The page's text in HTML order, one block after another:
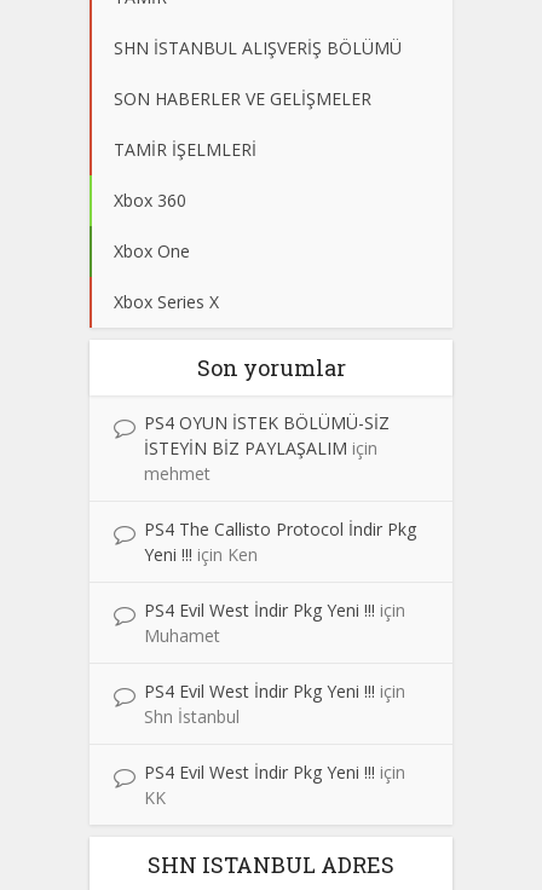
SHN İSTANBUL ALIŞVERİŞ BÖLÜMÜ
SON HABERLER VE GELİŞMELER
TAMİR İŞELMLERİ
Xbox 360
Xbox One
Xbox Series X
Son yorumlar
PS4 OYUN İSTEK BÖLÜMÜ-SİZ
İSTEYİN BİZ PAYLAŞALIM için
mehmet
PS4 The Callisto Protocol İndir Pkg
Yeni !!! için Ken
PS4 Evil West İndir Pkg Yeni !!! için
Muhamet
PS4 Evil West İndir Pkg Yeni !!! için
Shn İstanbul
PS4 Evil West İndir Pkg Yeni !!! için
KK
SHN ISTANBUL ADRES